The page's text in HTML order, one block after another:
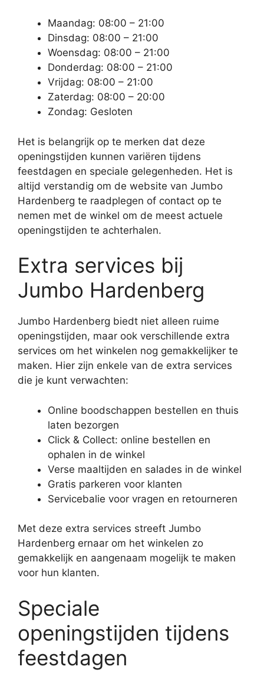
Maandag: 08:00 – 21:00
Dinsdag: 08:00 – 21:00
Woensdag: 08:00 – 21:00
Donderdag: 08:00 – 21:00
Vrijdag: 08:00 – 21:00
Zaterdag: 08:00 – 20:00
Zondag: Gesloten
Het is belangrijk op te merken dat deze
openingstijden kunnen variëren tijdens
feestdagen en speciale gelegenheden. Het is
altijd verstandig om de website van Jumbo
Hardenberg te raadplegen of contact op te
nemen met de winkel om de meest actuele
openingstijden te achterhalen.
Extra services bij
Jumbo Hardenberg
Jumbo Hardenberg biedt niet alleen ruime
openingstijden, maar ook verschillende extra
services om het winkelen nog gemakkelijker te
maken. Hier zijn enkele van de extra services
die je kunt verwachten:
Online boodschappen bestellen en thuis
laten bezorgen
Click & Collect: online bestellen en
ophalen in de winkel
Verse maaltijden en salades in de winkel
Gratis parkeren voor klanten
Servicebalie voor vragen en retourneren
Met deze extra services streeft Jumbo
Hardenberg ernaar om het winkelen zo
gemakkelijk en aangenaam mogelijk te maken
voor hun klanten.
Speciale
openingstijden tijdens
feestdagen